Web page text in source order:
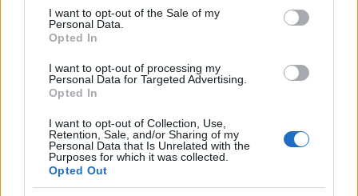
consent section.
I want to opt-out of the Sale of my
Personal Data.
Opted In
I want to opt-out of processing my
Personal Data for Targeted Advertising.
Opted In
I want to opt-out of Collection, Use,
Retention, Sale, and/or Sharing of my
Personal Data that Is Unrelated with the
Purposes for which it was collected.
Opted Out
Cash management personale con il sistema a bucket: guida
operativa